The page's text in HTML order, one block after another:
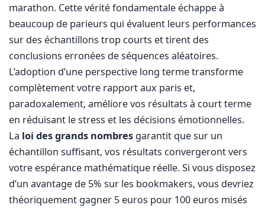
marathon. Cette vérité fondamentale échappe à
beaucoup de parieurs qui évaluent leurs performances
sur des échantillons trop courts et tirent des
conclusions erronées de séquences aléatoires.
L’adoption d’une perspective long terme transforme
complètement votre rapport aux paris et,
paradoxalement, améliore vos résultats à court terme
en réduisant le stress et les décisions émotionnelles.
La loi des grands nombres garantit que sur un
échantillon suffisant, vos résultats convergeront vers
votre espérance mathématique réelle. Si vous disposez
d’un avantage de 5% sur les bookmakers, vous devriez
théoriquement gagner 5 euros pour 100 euros misés